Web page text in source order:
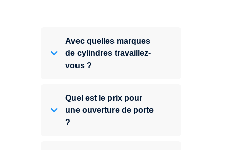
Avec quelles marques
de cylindres travaillez-
vous ?
Quel est le prix pour
une ouverture de porte
?